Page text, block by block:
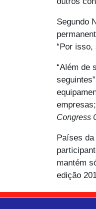
Segundo
“Por
“Além de
Congress
Países
mantém
edição